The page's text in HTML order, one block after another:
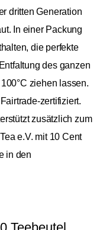
dritten Generation
In einer Packung
die perfekte
des ganzen
ziehen lassen.
zertifiziert.
zusätzlich zum
e.V. mit 10 Cent
in den